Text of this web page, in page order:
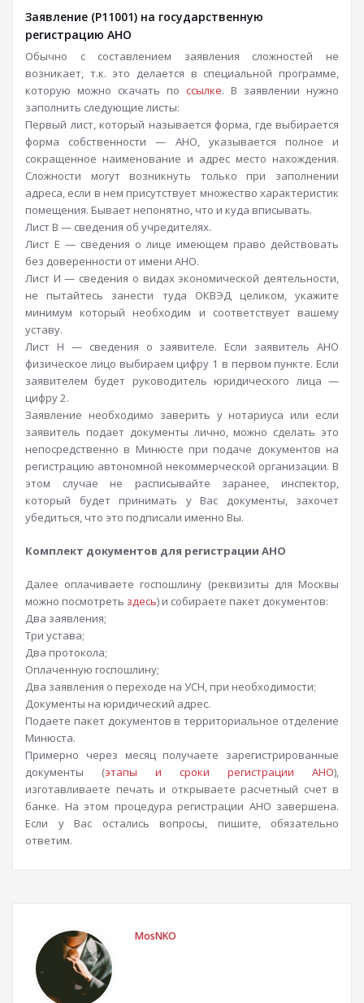
Заявление (Р11001) на государственную
регистрацию АНО
Обычно с cоставлением заявления сложностей не
возникает, т.к. это делается в специальной программе,
которую можно скачать по ссылке. В заявлении нужно
заполнить следующие листы:
Первый лист, который называется форма, где выбирается
форма собственности — АНО, указывается полное и
сокращенное наименование и адрес место нахождения.
Сложности могут возникнуть только при заполнении
адреса, если в нем присутствует множество характеристик
помещения. Бывает непонятно, что и куда вписывать.
Лист В — сведения об учредителях.
Лист Е — сведения о лице имеющем право действовать
без доверенности от имени АНО.
Лист И — сведения о видах экономической деятельности,
не пытайтесь занести туда ОКВЭД целиком, укажите
минимум который необходим и соответствует вашему
уставу.
Лист Н — сведения о заявителе. Если заявитель АНО
физическое лицо выбираем цифру 1 в первом пункте. Если
заявителем будет руководитель юридического лица —
цифру 2.
Заявление необходимо заверить у нотариуса или если
заявитель подает документы лично, можно сделать это
непосредственно в Минюсте при подаче документов на
регистрацию автономной некоммерческой организации. В
этом случае не расписывайте заранее, инспектор,
который будет принимать у Вас документы, захочет
убедиться, что это подписали именно Вы.
Комплект документов для регистрации АНО
Далее оплачиваете госпошлину (реквизиты для Москвы
можно посмотреть здесь) и собираете пакет документов:
Два заявления;
Три устава;
Два протокола;
Оплаченную госпошлину;
Два заявления о переходе на УСН, при необходимости;
Документы на юридический адрес.
Подаете пакет документов в территориальное отделение
Минюста.
Примерно через месяц получаете зарегистрированные
документы (этапы и сроки регистрации АНО),
изготавливаете печать и открываете расчетный счет в
банке. На этом процедура регистрации АНО завершена.
Если у Вас остались вопросы, пишите, обязательно
ответим.
MosNKO